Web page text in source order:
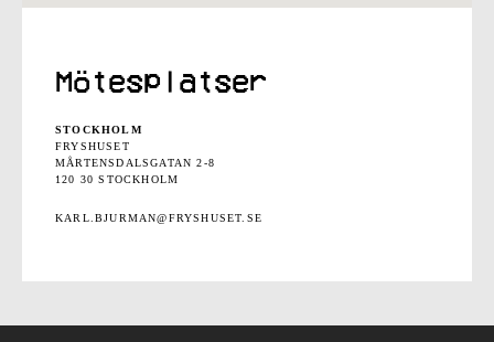
Mötesplatser
STOCKHOLM
FRYSHUSET
MÅRTENSDALSGATAN 2-8
120 30 STOCKHOLM
KARL.BJURMAN@FRYSHUSET.SE